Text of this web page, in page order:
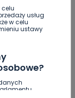
usług
w celu
ustawy